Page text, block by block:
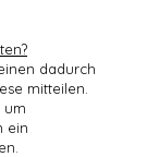
dadurch
mitteilen.
um
ein